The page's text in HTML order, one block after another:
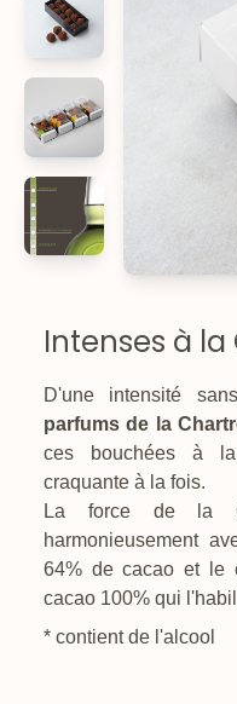
Intenses à
D'une intensité
parfums de la
ces bouchées à
craquante à la fois.
La force de la
harmonieusement
64% de cacao et le
cacao 100% qui
* contient de l'alcool